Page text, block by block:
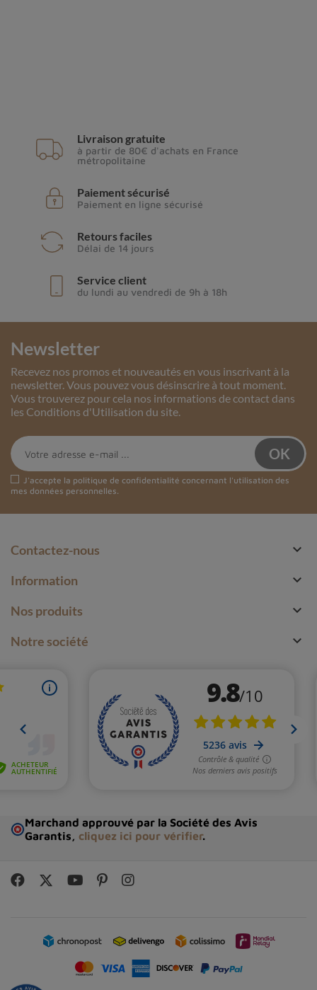
Livraison gratuite
à partir de 80€ d'achats en France
métropolitaine
Paiement sécurisé
Paiement en ligne sécurisé
Retours faciles
Délai de 14 jours
Service client
du lundi au vendredi de 9h à 18h
Newsletter
Recevez nos promos et nouveautés en vous inscrivant à la
newsletter. Vous pouvez vous désinscrire à tout moment.
Vous trouverez pour cela nos informations de contact dans
les Conditions d'Utilisation du site.
J'accepte la politique de confidentialité concernant l'utilisation des
mes données personnelles.
Contactez-nous 
Information 
Nos produits 
Notre société 
Marchand approuvé par la Société des Avis
Garantis, cliquez ici pour vérifier.